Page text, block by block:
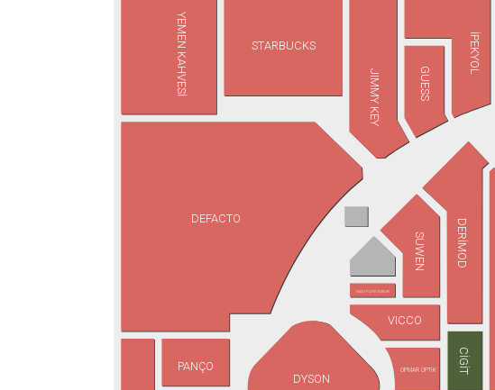
CİGİT
DEFACTO DERİMOD
İPEKYOL
JIMMY KEY
MAD PARFUMEUR
OPMAR OPTİK
PANÇO
STARBUCKS
SUWEN
GUESS
VICCO
YEMEN KAHVESİ
DYSON